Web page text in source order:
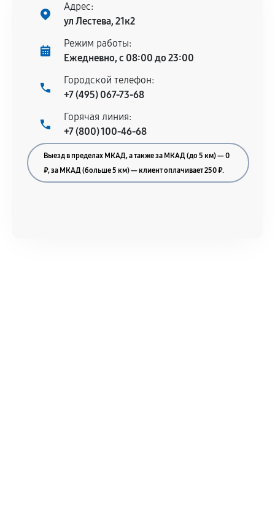
Адрес:
ул Лестева, 21к2
Режим работы:
Ежедневно, с 08:00 до 23:00
Городской телефон:
+7 (495) 067-73-68
Горячая линия:
+7 (800) 100-46-68
Выезд в пределах МКАД, а также за МКАД (до 5 км) — 0
₽, за МКАД (больше 5 км) — клиент оплачивает 250 ₽.